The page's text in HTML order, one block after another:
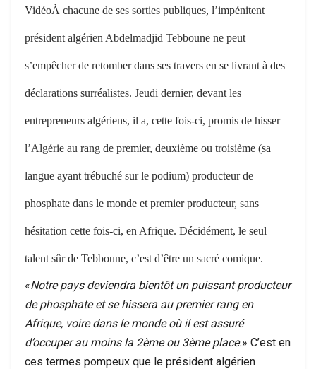
VidéoÀ chacune de ses sorties publiques, l’impénitent
président algérien Abdelmadjid Tebboune ne peut
s’empêcher de retomber dans ses travers en se livrant à des
déclarations surréalistes. Jeudi dernier, devant les
entrepreneurs algériens, il a, cette fois-ci, promis de hisser
l’Algérie au rang de premier, deuxième ou troisième (sa
langue ayant trébuché sur le podium) producteur de
phosphate dans le monde et premier producteur, sans
hésitation cette fois-ci, en Afrique. Décidément, le seul
talent sûr de Tebboune, c’est d’être un sacré comique.
«Notre pays deviendra bientôt un puissant producteur
de phosphate et se hissera au premier rang en
Afrique, voire dans le monde où il est assuré
d’occuper au moins la 2ème ou 3ème place.» C’est en
ces termes pompeux que le président algérien